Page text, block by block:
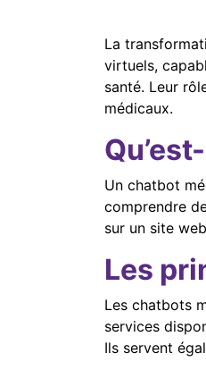
La
virtuels,
santé. Leur
médicaux.
Un chatbot
comprendre
sur un site
Les
Les chatbots
services
Ils servent